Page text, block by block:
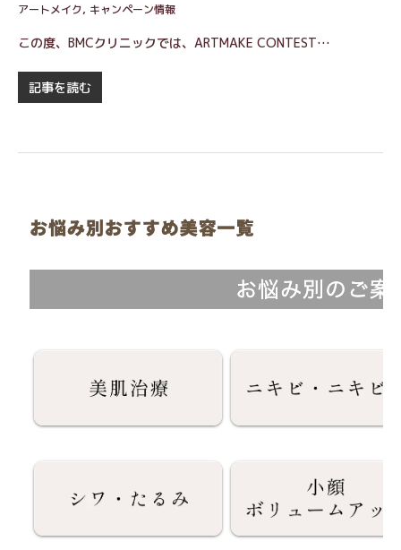
アートメイク, キャンペーン情報
この度、BMCクリニックでは、ARTMAKE CONTEST…
記事を読む